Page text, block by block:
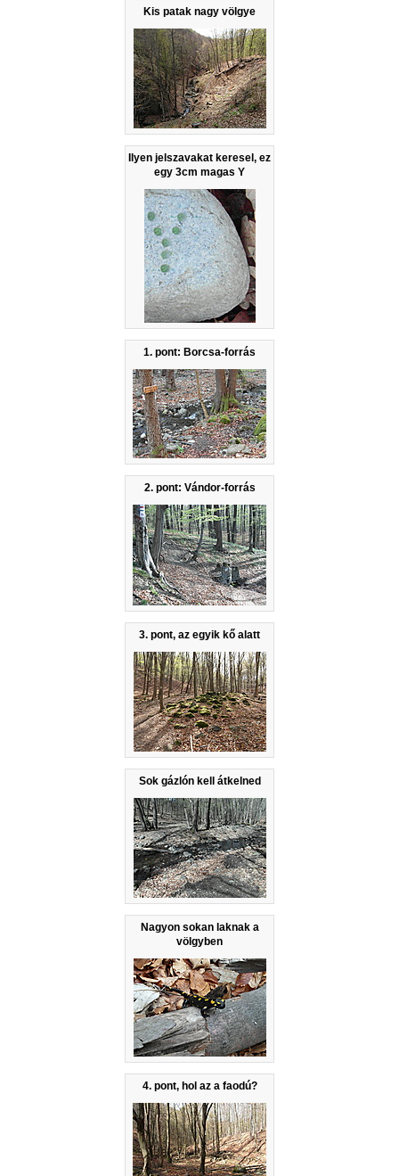
Kis patak nagy völgye
Ilyen jelszavakat keresel, ez
egy 3cm magas Y
1. pont: Borcsa-forrás
2. pont: Vándor-forrás
3. pont, az egyik kő alatt
Sok gázlón kell átkelned
Nagyon sokan laknak a
völgyben
4. pont, hol az a faodú?